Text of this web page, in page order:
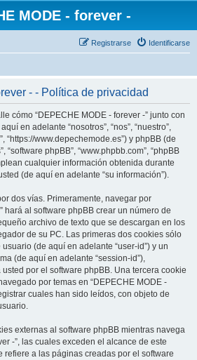
MODE - forever -
Identificarse
Registrarse
- - Política de privacidad
cómo “DEPECHE MODE - forever -” junto con
en adelante “nosotros”, “nos”, “nuestro”,
“https://www.depechemode.es”) y phpBB (de
“software phpBB”, “www.phpbb.com”, “phpBB
cualquier información obtenida durante
(de aquí en adelante “su información”).
dos vías. Primeramente, navegar por
hará al software phpBB crear un número de
archivo de texto que se descargan en los
de su PC. Las primeras dos cookies sólo
(de aquí en adelante “user-id”) y un
(de aquí en adelante “session-id”),
por el software phpBB. Una tercera cookie
por temas en “DEPECHE MODE -
cuales han sido leídos, con objeto de
externas al software phpBB mientras navega
-”, las cuales exceden el alcance de este
refiere a las páginas creadas por el software